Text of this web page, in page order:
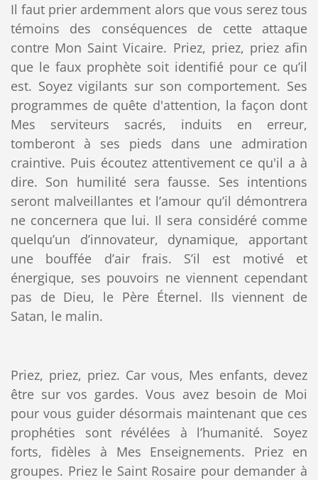
Il faut prier ardemment alors que vous serez tous
témoins des conséquences de cette attaque
contre Mon Saint Vicaire. Priez, priez, priez afin
que le faux prophète soit identifié pour ce qu’il
est. Soyez vigilants sur son comportement. Ses
programmes de quête d'attention, la façon dont
Mes serviteurs sacrés, induits en erreur,
tomberont à ses pieds dans une admiration
craintive. Puis écoutez attentivement ce qu'il a à
dire. Son humilité sera fausse. Ses intentions
seront malveillantes et l’amour qu’il démontrera
ne concernera que lui. Il sera considéré comme
quelqu’un d’innovateur, dynamique, apportant
une bouffée d’air frais. S’il est motivé et
énergique, ses pouvoirs ne viennent cependant
pas de Dieu, le Père Éternel. Ils viennent de
Satan, le malin.
Priez, priez, priez. Car vous, Mes enfants, devez
être sur vos gardes. Vous avez besoin de Moi
pour vous guider désormais maintenant que ces
prophéties sont révélées à l’humanité. Soyez
forts, fidèles à Mes Enseignements. Priez en
groupes. Priez le Saint Rosaire pour demander à